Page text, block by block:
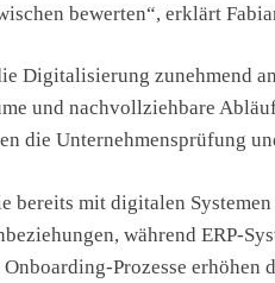
bewerten“, erklärt
Digitalisierung zunehmend
und nachvollziehbare
die Unternehmensprüfung
bereits mit digitalen
während ERP-
Prozesse erhöhen